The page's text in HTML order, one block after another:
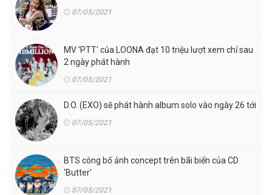
07/05/2021
MV 'PTT' của LOONA đạt 10 triệu lượt xem chỉ sau
2 ngày phát hành
07/05/2021
D.O. (EXO) sẽ phát hành album solo vào ngày 26 tới
07/05/2021
BTS công bố ảnh concept trên bãi biển của CD
'Butter'
07/05/2021